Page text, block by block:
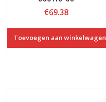
€69.38
Toevoegen aan winkelwagen